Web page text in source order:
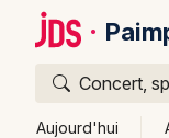
Concert,
Aujourd'hui
Quoi ?